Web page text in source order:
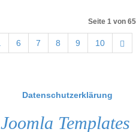
Seite 1 von 65
6 7 8 9 10
Datenschutzerklärung
Joomla Templates